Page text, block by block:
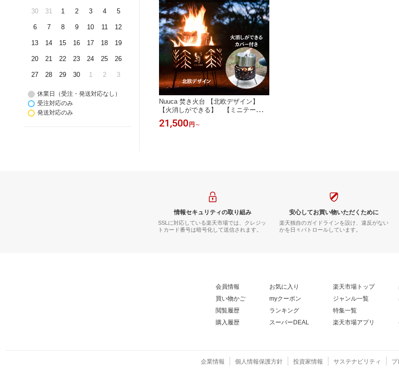
30 31 1 2 3 4 5
6 7 8 9 10 11 12
13 14 15 16 17 18 19
20 21 22 23 24 25 26
27 28 29 30 1 2 3
休業日（受注・発送対応なし）
受注対応のみ
発送対応のみ
Nuuca 焚き火台 【北欧デザイン】
【火消しができる】 【ミニテーブ
ル】 ヒュッゲタイム Hygge Time イ
ンテリアで使える 普段も使える 家具
21,500 円 ～
情報セキュリティの取り組み
SSLに対応している楽天市場では、クレジッ
トカード番号は暗号化して送信されます。
安心してお買い物いただくために
楽天独自のガイドラインを設け、違反がない
かを日々パトロールしています。
会員情報
買い物かご
閲覧履歴
購入履歴
お気に入り
myクーポン
ランキング
スーパーDEAL
楽天市場トップ
ジャンル一覧
特集一覧
楽天市場アプリ
企業情報 個人情報保護方針 投資家情報 サステナビリティ プ